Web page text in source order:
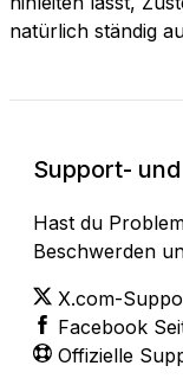
natürlich ständig
Support-
Hast du
Beschwerden
X.com-
Facebook
Offizielle